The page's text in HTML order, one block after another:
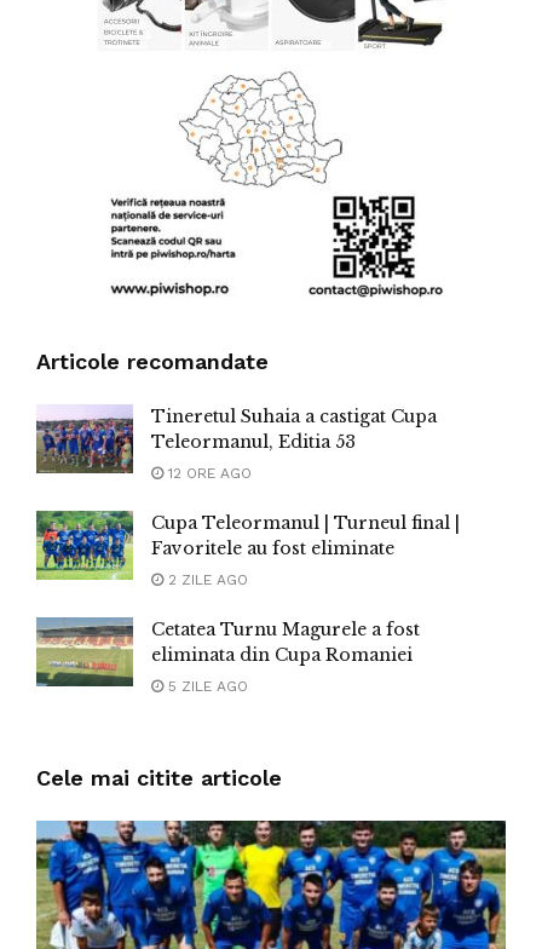
Articole recomandate
Tineretul Suhaia a castigat Cupa
Teleormanul, Editia 53
12 ORE AGO
Cupa Teleormanul | Turneul final |
Favoritele au fost eliminate
2 ZILE AGO
Cetatea Turnu Magurele a fost
eliminata din Cupa Romaniei
5 ZILE AGO
Cele mai citite articole